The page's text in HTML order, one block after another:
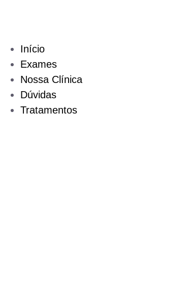
Início
Exames
Nossa Clínica
Dúvidas
Tratamentos